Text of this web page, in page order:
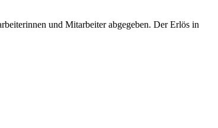
und Mitarbeiter abgegeben. Der Erlös in